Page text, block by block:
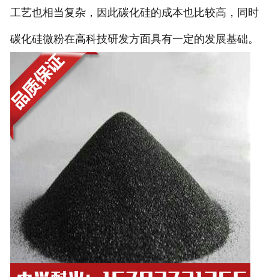
工艺也相当复杂，因此碳化硅的成本也比较高，同时
碳化硅微粉在高科技研发方面具有一定的发展基础。